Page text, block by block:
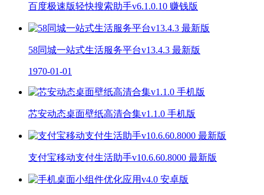
百度极速版轻快搜索助手v6.1.0.10 赚钱版
58同城一站式生活服务平台v13.4.3 最新版
1970-01-01
芯安动态桌面壁纸高清合集v1.1.0 手机版
支付宝移动支付生活助手v10.6.60.8000 最新版